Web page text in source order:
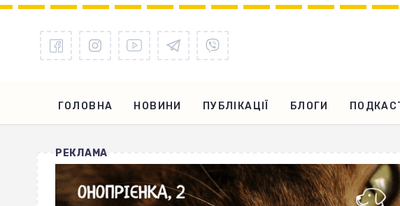
ГОЛОВНА НОВИНИ ПУБЛІКАЦІЇ БЛОГИ
РЕКЛАМА